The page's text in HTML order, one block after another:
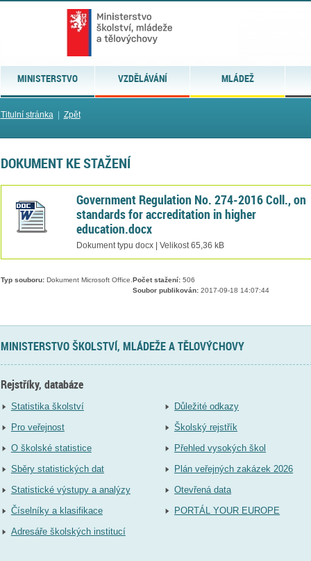
MINISTERSTVO VZDĚLÁVÁNÍ MLÁDEŽ
Titulní stránka| Zpět
DOKUMENT KE STAŽENÍ
Government Regulation No. 274-2016 Coll., on
standards for accreditation in higher
education.docx
Dokument typu docx | Velikost 65,36 kB
Typ souboru:Dokument Microsoft Office. Počet stažení:506
Soubor publikován:2017-09-18 14:07:44
MINISTERSTVO ŠKOLSTVÍ, MLÁDEŽE A TĚLOVÝCHOVY
Rejstříky, databáze
Statistika školství
Pro veřejnost
O školské statistice
Sběry statistických dat
Statistické výstupy a analýzy
Číselníky a klasifikace
Adresáře školských institucí
Důležité odkazy
Školský rejstřík
Přehled vysokých škol
Plán veřejných zakázek 2026
Otevřená data
PORTÁL YOUR EUROPE